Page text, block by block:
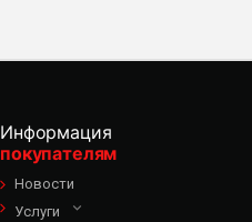
Информация
покупателям
Новости
Услуги